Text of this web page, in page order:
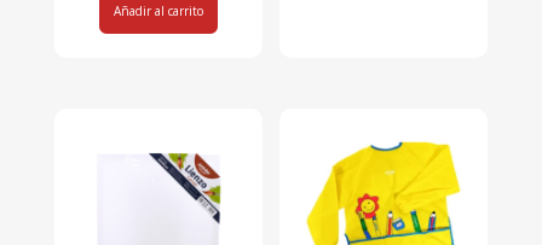
Añadir al carrito